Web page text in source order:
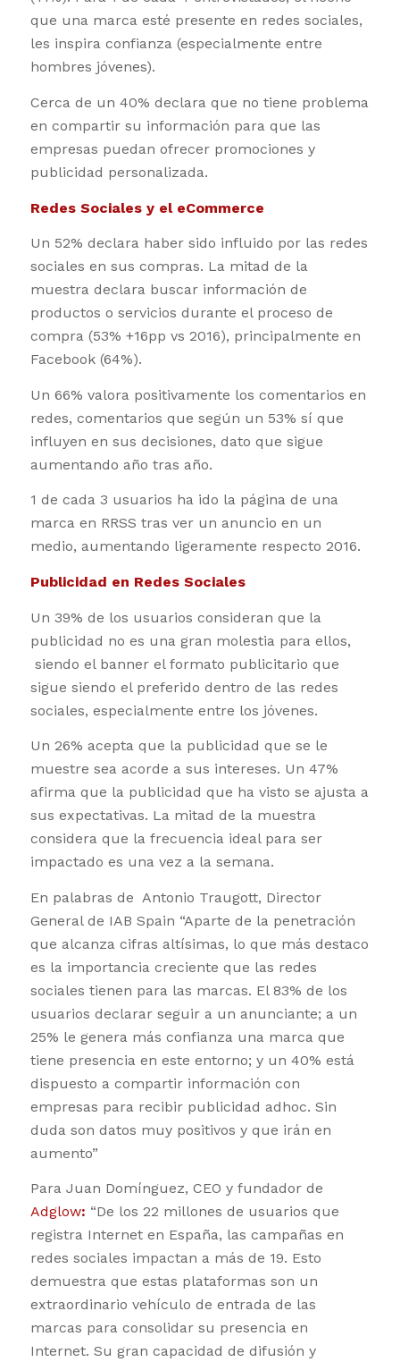
que una marca esté presente en redes sociales,
les inspira confianza (especialmente entre
hombres jóvenes).
Cerca de un 40% declara que no tiene problema
en compartir su información para que las
empresas puedan ofrecer promociones y
publicidad personalizada.
Redes Sociales y el eCommerce
Un 52% declara haber sido influido por las redes
sociales en sus compras. La mitad de la
muestra declara buscar información de
productos o servicios durante el proceso de
compra (53% +16pp vs 2016), principalmente en
Facebook (64%).
Un 66% valora positivamente los comentarios en
redes, comentarios que según un 53% sí que
influyen en sus decisiones, dato que sigue
aumentando año tras año.
1 de cada 3 usuarios ha ido la página de una
marca en RRSS tras ver un anuncio en un
medio, aumentando ligeramente respecto 2016.
Publicidad en Redes Sociales
Un 39% de los usuarios consideran que la
publicidad no es una gran molestia para ellos,
siendo el banner el formato publicitario que
sigue siendo el preferido dentro de las redes
sociales, especialmente entre los jóvenes.
Un 26% acepta que la publicidad que se le
muestre sea acorde a sus intereses. Un 47%
afirma que la publicidad que ha visto se ajusta a
sus expectativas. La mitad de la muestra
considera que la frecuencia ideal para ser
impactado es una vez a la semana.
En palabras de Antonio Traugott, Director
General de IAB Spain “Aparte de la penetración
que alcanza cifras altísimas, lo que más destaco
es la importancia creciente que las redes
sociales tienen para las marcas. El 83% de los
usuarios declarar seguir a un anunciante; a un
25% le genera más confianza una marca que
tiene presencia en este entorno; y un 40% está
dispuesto a compartir información con
empresas para recibir publicidad adhoc. Sin
duda son datos muy positivos y que irán en
aumento”
Para Juan Domínguez, CEO y fundador de
Adglow: “De los 22 millones de usuarios que
registra Internet en España, las campañas en
redes sociales impactan a más de 19. Esto
demuestra que estas plataformas son un
extraordinario vehículo de entrada de las
marcas para consolidar su presencia en
Internet. Su gran capacidad de difusión y